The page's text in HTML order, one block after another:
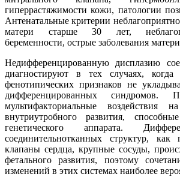
гиперрастяжимости кожи, патологии
Антенатальные критерии
матери старше 30 лет,
беременности, острые заболевания
Недифференцированную дисплазию
диагностируют в тех случаях,
фенотипических признаков не
дифференцированных синдромов.
мультифакториальные
внутриутробного развития,
генетического аппарата.
соединительнотканных структур, как
клапаны сердца, крупные сосуды,
фетального развития, поэтому
изменений в этих системах наиболее